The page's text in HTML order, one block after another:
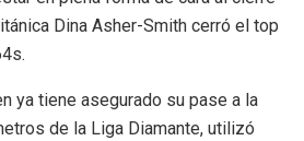
Dina Asher-Smith cerró el top
ya tiene asegurado su pase a la
de la Liga Diamante, utilizó